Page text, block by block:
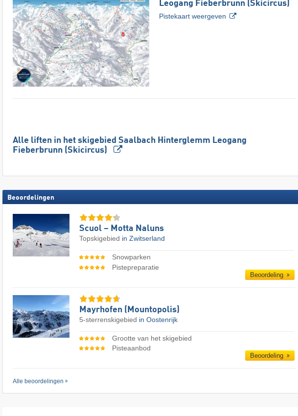
Leogang Fieberbrunn (Skicircus)
Pistekaart weergeven
Alle liften in het skigebied Saalbach Hinterglemm Leogang
Fieberbrunn (Skicircus)
Beoordelingen
Scuol – Motta Naluns
Topskigebied in Zwitserland
Snowparken
Pistepreparatie
Beoordeling
Mayrhofen (Mountopolis)
5-sterrenskigebied in Oostenrijk
Grootte van het skigebied
Pisteaanbod
Beoordeling
Alle beoordelingen